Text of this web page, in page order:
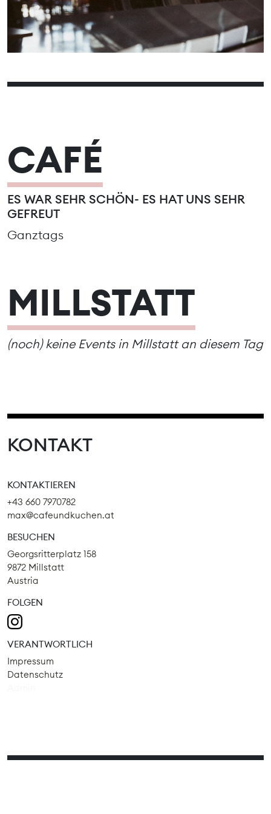
13
14 15 17 18
19
20
21 22 23 24 25
26
CAFÉ
ES WAR SEHR SCHÖN- ES HAT UNS SEHR
GEFREUT
Ganztags
MILLSTATT
(noch) keine Events in Millstatt an diesem Tag
KONTAKT
KONTAKTIEREN
+43 660 7970782
max@cafeundkuchen.at
BESUCHEN
Georgsritterplatz 158
9872 Millstatt
Austria
FOLGEN
VERANTWORTLICH
Impressum
Datenschutz